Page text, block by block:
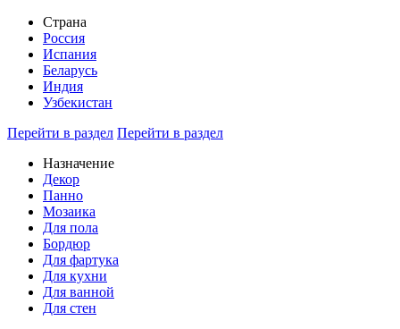
Страна
Россия
Испания
Беларусь
Индия
Узбекистан
Перейти в раздел Перейти в раздел
Назначение
Декор
Панно
Мозаика
Для пола
Бордюр
Для фартука
Для кухни
Для ванной
Для стен